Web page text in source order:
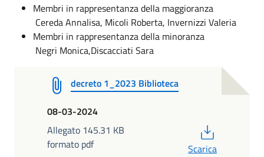
Membri in rappresentanza della maggioranza
Cereda Annalisa, Micoli Roberta, Invernizzi Valeria
Membri in rappresentanza della minoranza
Negri Monica,Discacciati Sara
decreto 1_2023 Biblioteca
08-03-2024
Allegato 145.31 KB
formato pdf
Scarica